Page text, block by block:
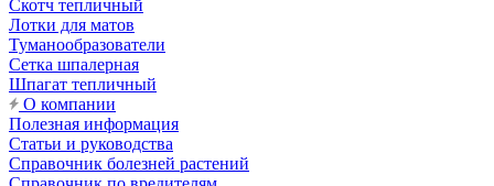
Скотч тепличный
Лотки для матов
Туманообразователи
Сетка шпалерная
Шпагат тепличный
О компании
Полезная информация
Статьи и руководства
Справочник болезней растений